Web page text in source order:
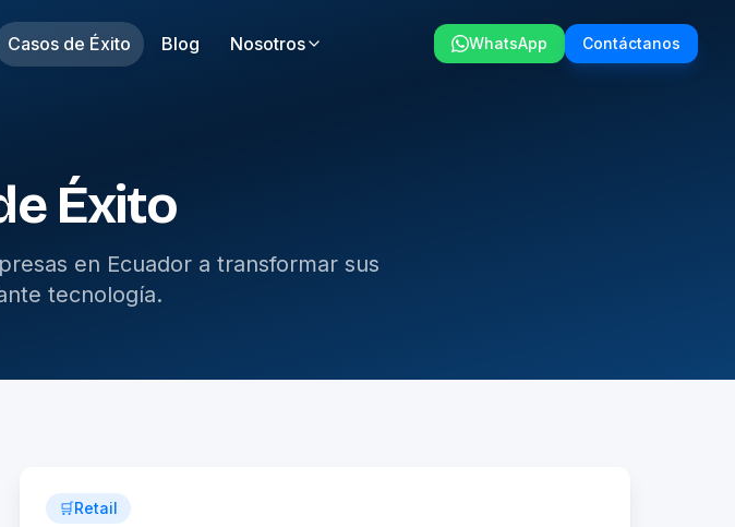
Casos de Éxito Blog Nosotros WhatsApp Contáctanos
Éxito
en Ecuador a transformar sus
tecnología.
🛒Retail